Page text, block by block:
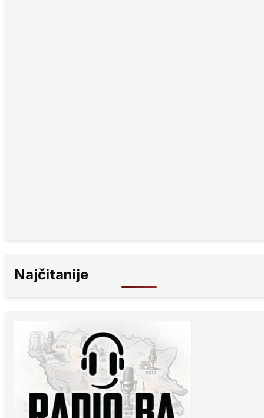
Najčitanije